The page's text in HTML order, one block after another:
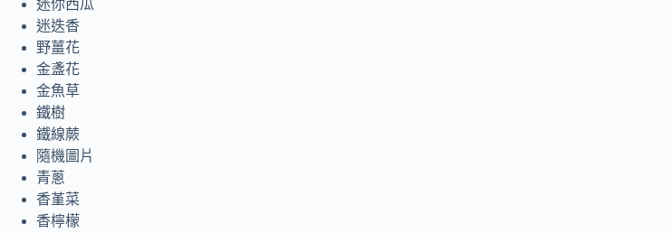
迷你西瓜
迷迭香
野薑花
金盞花
金魚草
鐵樹
鐵線蕨
隨機圖片
青蔥
香堇菜
香檸檬